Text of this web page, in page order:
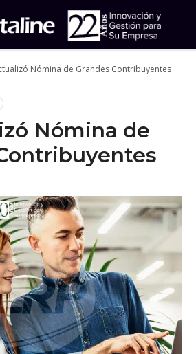
Nómina de Grandes Contribuyentes
Nómina de